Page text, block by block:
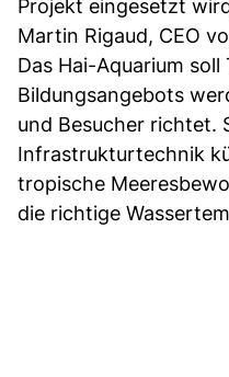
Projekt eingesetzt
Martin Rigaud, CEO
Das Hai-Aquarium soll
Bildungsangebots
und Besucher richtet.
Infrastrukturtechnik
tropische
die richtige